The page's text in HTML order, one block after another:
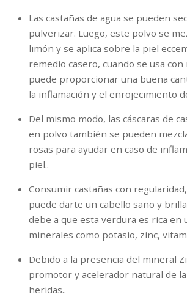
Las castañas de agua se pueden
pulverizar. Luego, este polvo se
limón y se aplica sobre la piel
remedio casero, cuando se usa
puede proporcionar una buena
la inflamación y el enrojecimiento
Del mismo modo, las cáscaras de
en polvo también se pueden
rosas para ayudar en caso de
piel..
Consumir castañas con
puede darte un cabello sano y
debe a que esta verdura es rica en
minerales como potasio, zinc,
Debido a la presencia del mineral
promotor y acelerador natural de
heridas..